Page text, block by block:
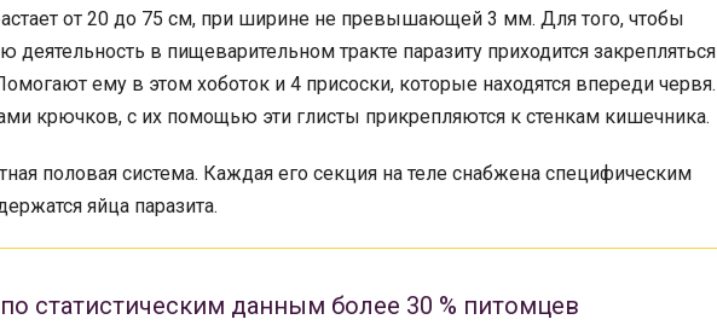
от 20 до 75 см, при ширине не превышающей 3 мм. Для того, чтобы
деятельность в пищеварительном тракте паразиту приходится закрепляться
ему в этом хоботок и 4 присоски, которые находятся впереди червя.
крючков, с их помощью эти глисты прикрепляются к стенкам кишечника.
половая система. Каждая его секция на теле снабжена специфическим
яйца паразита.
статистическим данным более 30 % питомцев